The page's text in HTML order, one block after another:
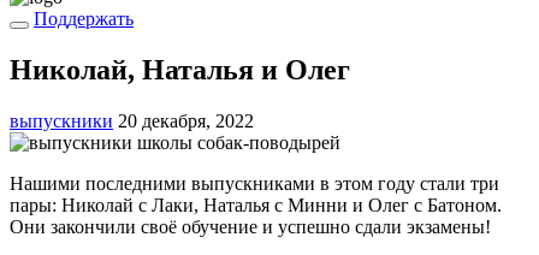
Поддержать
Николай, Наталья и Олег
выпускники 20 декабря, 2022
Нашими последними выпускниками в этом году стали три
пары: Николай с Лаки, Наталья с Минни и Олег с Батоном.
Они закончили своё обучение и успешно сдали экзамены!